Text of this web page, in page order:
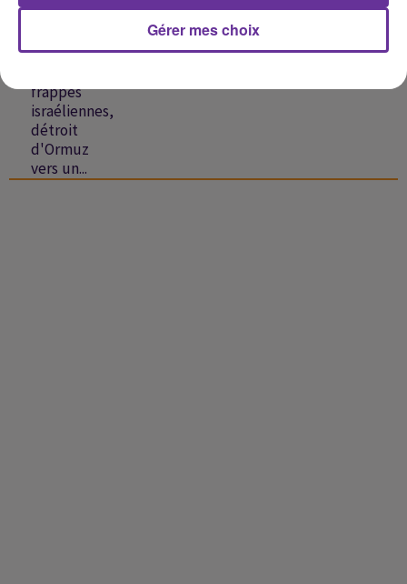
désinformation
Liban :
frappes
israéliennes,
détroit
d'Ormuz
vers un...
Gérer mes choix